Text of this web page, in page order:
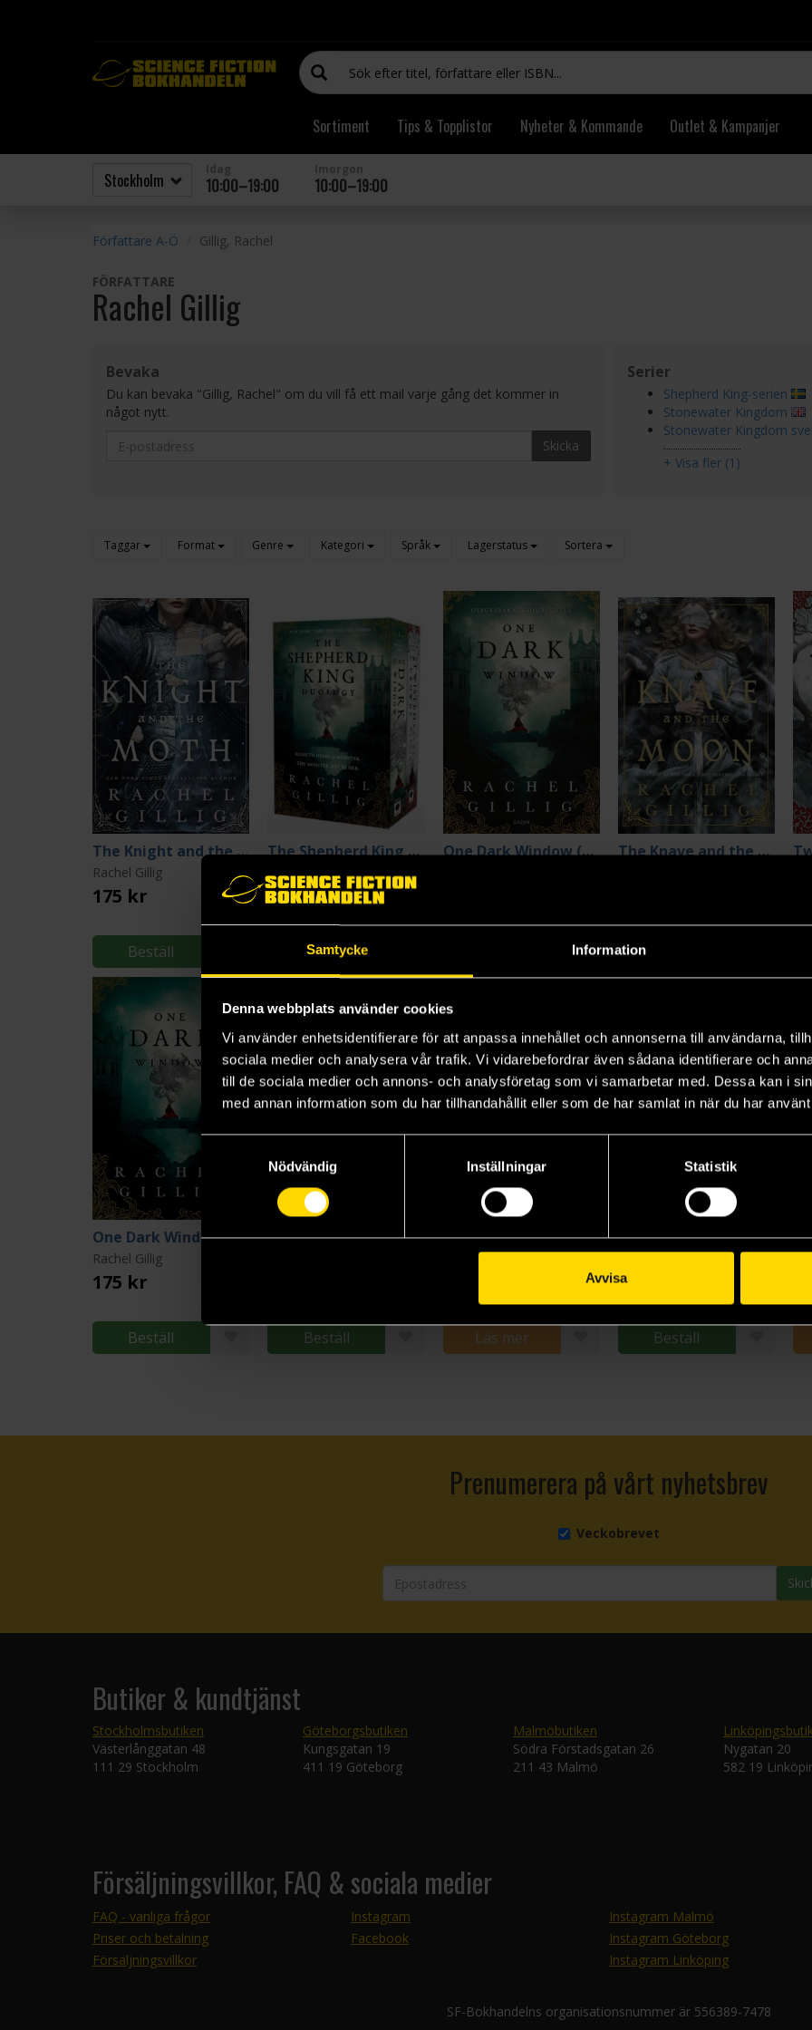
Samtycke Information
Denna webbplats använder cookies
Vi använder enhetsidentifierare för att anpassa innehållet och annonserna till användarna,
sociala medier och analysera vår trafik. Vi vidarebefordrar även sådana identifierare och
till de sociala medier och annons- och analysföretag som vi samarbetar med. Dessa kan i
med annan information som du har tillhandahållit eller som de har samlat in när du har
Nödvändig
Inställningar Statistik
Avvisa
Sortiment Tips & Topplistor Nyheter & Kommande Outlet & Kampanjer
10:00–19:00 10:00–19:00
Författare A-Ö Gillig, Rachel
FÖRFATTARE
Rachel Gillig
Bevaka
Du kan bevaka "Gillig, Rachel" om du vill få ett mail varje gång det kommer in
något nytt.
Skicka
Serier
Shepherd King-serien
Stonewater Kingdom
Stonewater Kingdom
+ Visa fler (1)
Taggar Format Genre Kategori Språk Lagerstatus Sortera
The Knight and the Moth
Rachel Gillig
175 kr
Beställ
The Shepherd King Duology Box Set
Rachel Gillig
299 kr
Beställ
One Dark Window (svensk utgåva) The Knave and the Moon
One Dark Window
Rachel Gillig
175 kr
Beställ
Two Twisted Crowns (Special Edition)
Beställ
The Knight and the Moth
Rachel Gillig
Läs mer
Two Twisted Crowns
Rachel Gillig
175 kr
Beställ
Prenumerera på vårt nyhetsbrev
Veckobrevet
Butiker & kundtjänst
Stockholmsbutiken
Västerlånggatan 48
111 29 Stockholm
Göteborgsbutiken
Kungsgatan 19
411 19 Göteborg
Malmöbutiken
Södra Förstadsgatan 26
211 43 Malmö
Nygatan 20
582 19
Försäljningsvillkor, FAQ & sociala medier
FAQ - vanliga frågor
Priser och betalning
Försäljningsvillkor
Instagram
Facebook
Instagram Malmö
Instagram Göteborg
Instagram Linköping
SF-Bokhandelns organisationsnummer är 556389-7478